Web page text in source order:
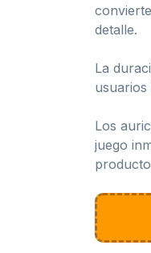
detalle.
La
Los
juego